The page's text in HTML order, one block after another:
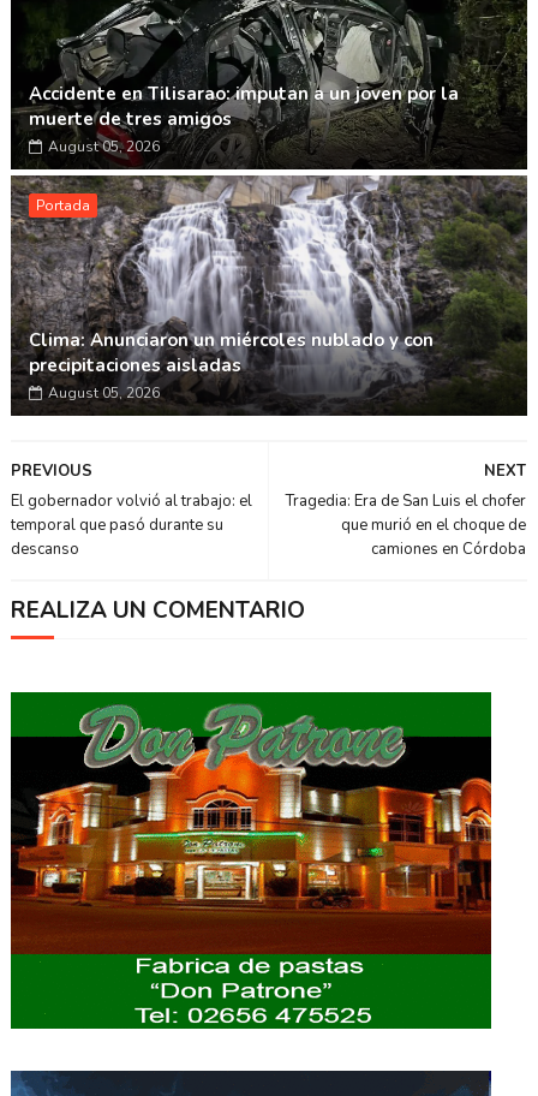
Accidente en Tilisarao: imputan a un joven por la
muerte de tres amigos
August 05, 2026
Portada
Clima: Anunciaron un miércoles nublado y con
precipitaciones aisladas
August 05, 2026
NEXT
Tragedia: Era de San Luis el chofer
que murió en el choque de
camiones en Córdoba
PREVIOUS
El gobernador volvió al trabajo: el
temporal que pasó durante su
descanso
REALIZA UN COMENTARIO